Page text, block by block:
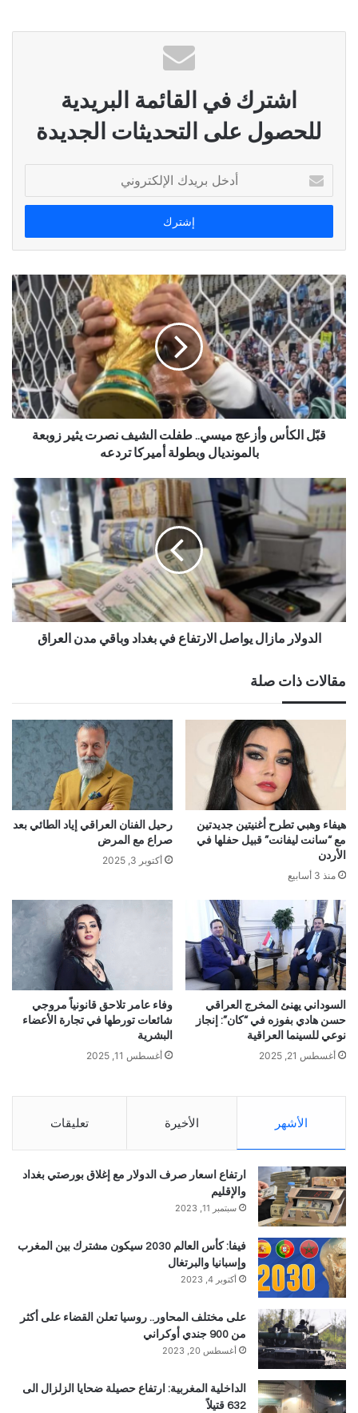
اشترك في القائمة البريدية
للحصول على التحديثات الجديدة
بريدك
الإلكتروني
قبّل الكأس وأزعج ميسي.. طفلت الشيف نصرت يثير زوبعة
بالمونديال وبطولة أميركا تردعه
الدولار مازال يواصل الارتفاع في بغداد وباقي مدن العراق
مقالات ذات صلة
هيفاء وهبي تطرح أغنيتين جديدتين
مع “سانت ليفانت” قبيل حفلها في
الأردن
منذ 3 أسابيع
رحيل الفنان العراقي إياد الطائي بعد
صراع مع المرض
أكتوبر 3, 2025
السوداني يهنئ المخرج العراقي
حسن هادي بفوزه في “كان”: إنجاز
نوعي للسينما العراقية
أغسطس 21, 2025
وفاء عامر تلاحق قانونياً مروجي
شائعات تورطها في تجارة الأعضاء
البشرية
أغسطس 11, 2025
الأشهر الأخيرة تعليقات
ارتفاع اسعار صرف الدولار مع إغلاق بورصتي بغداد
والإقليم
سبتمبر 11, 2023
فيفا: كأس العالم 2030 سيكون مشترك بين المغرب
وإسبانيا والبرتغال
أكتوبر 4, 2023
على مختلف المحاور.. روسيا تعلن القضاء على أكثر
من 900 جندي أوكراني
أغسطس 20, 2023
الداخلية المغربية: ارتفاع حصيلة ضحايا الزلزال الى
632 قتيلاً